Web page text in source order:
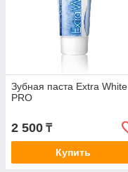
Зубная паста Extra White
PRO
2 500 ₸
Купить